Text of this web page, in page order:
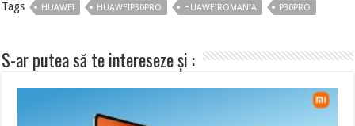
Tags HUAWEI HUAWEIP30PRO HUAWEIROMANIA P30PRO
S-ar putea să te intereseze și :